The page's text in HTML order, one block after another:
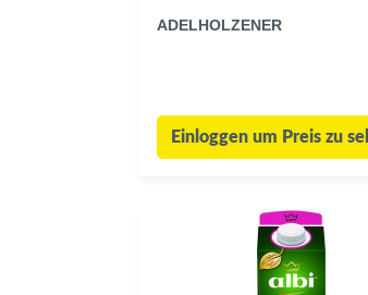
ADELHOLZENER
Einloggen um Preis zu